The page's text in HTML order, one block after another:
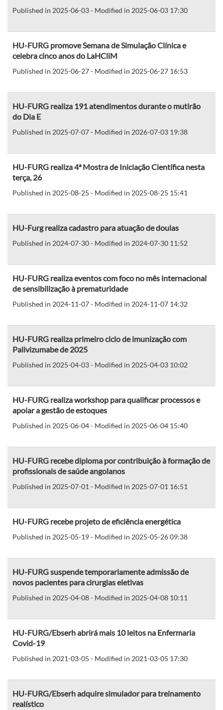
Published in 2025-06-03 - Modified in 2025-06-03 17:30
HU-FURG promove Semana de Simulação Clínica e
celebra cinco anos do LaHCliM
Published in 2025-06-27 - Modified in 2025-06-27 16:53
HU-FURG realiza 191 atendimentos durante o mutirão
do Dia E
Published in 2025-07-07 - Modified in 2026-07-03 19:38
HU-FURG realiza 4ª Mostra de Iniciação Científica nesta
terça, 26
Published in 2025-08-25 - Modified in 2025-08-25 15:41
HU-Furg realiza cadastro para atuação de doulas
Published in 2024-07-30 - Modified in 2024-07-30 11:52
HU-FURG realiza eventos com foco no mês internacional
de sensibilização à prematuridade
Published in 2024-11-07 - Modified in 2024-11-07 14:32
HU-FURG realiza primeiro ciclo de imunização com
Palivizumabe de 2025
Published in 2025-04-03 - Modified in 2025-04-03 10:02
HU-FURG realiza workshop para qualificar processos e
apoiar a gestão de estoques
Published in 2025-06-04 - Modified in 2025-06-04 15:40
HU-FURG recebe diploma por contribuição à formação de
profissionais de saúde angolanos
Published in 2025-07-01 - Modified in 2025-07-01 16:51
HU-FURG recebe projeto de eficiência energética
Published in 2025-05-19 - Modified in 2025-05-26 09:38
HU-FURG suspende temporariamente admissão de
novos pacientes para cirurgias eletivas
Published in 2025-04-08 - Modified in 2025-04-08 10:11
HU-FURG/Ebserh abrirá mais 10 leitos na Enfermaria
Covid-19
Published in 2021-03-05 - Modified in 2021-03-05 17:30
HU-FURG/Ebserh adquire simulador para treinamento
realístico